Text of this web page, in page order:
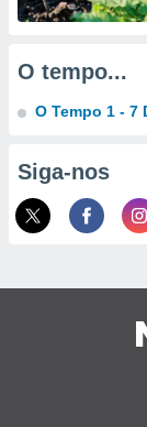
O tempo...
O Tempo 1 - 7
Siga-nos